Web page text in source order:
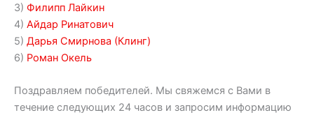
3) Филипп Лайкин
4) Айдар Ринатович
5) Дарья Смирнова (Клинг)
6) Роман Окель
Поздравляем победителей. Мы свяжемся с Вами в
течение следующих 24 часов и запросим информацию